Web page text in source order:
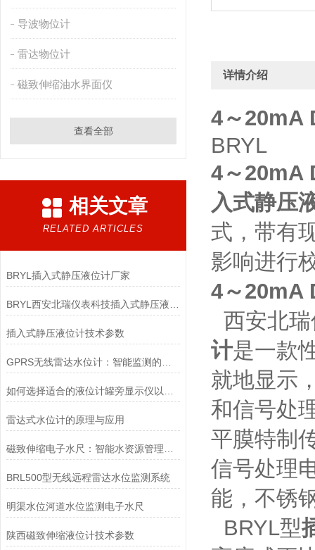
导波物位计
雷达物位计
磁致伸缩油水界面仪
查看全部
相关文章
RELATED ARTICLES
BRYL插入式静压液位计厂家
插入式静压液位计技术参数
雷达式水位计的原理与应用
BRL500型无线远程雷达水位监测系统
明渠水位河道水位监测电子水尺
陕西磁致伸缩液位计技术参数
详情介绍
4～20mA
BRYL
4～20mA
入式静压
式，带有
影响进行
4～20mA
西安北
计是一款
就地显示
和信号处
平膜特制
信号处理
能，不锈
BRYL型